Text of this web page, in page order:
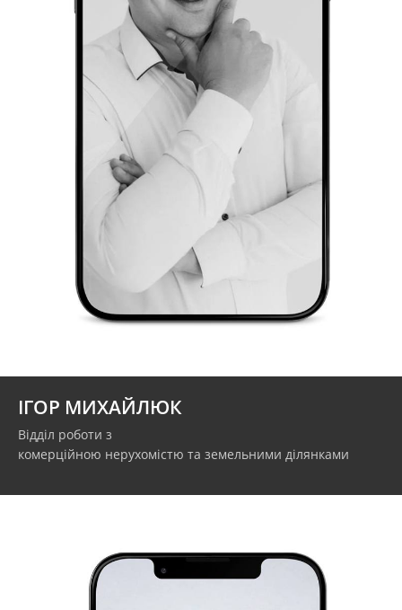
realtor.ihor@gmail.com
ІГОР МИХАЙЛЮК
Відділ роботи з
комерційною нерухомістю та земельними ділянками